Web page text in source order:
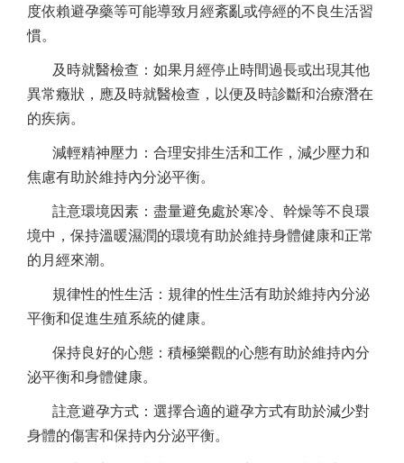
度依賴避孕藥等可能導致月經紊亂或停經的不良生活習
慣。
及時就醫檢查：如果月經停止時間過長或出現其他
異常癥狀，應及時就醫檢查，以便及時診斷和治療潛在
的疾病。
減輕精神壓力：合理安排生活和工作，減少壓力和
焦慮有助於維持內分泌平衡。
註意環境因素：盡量避免處於寒冷、幹燥等不良環
境中，保持溫暖濕潤的環境有助於維持身體健康和正常
的月經來潮。
規律性的性生活：規律的性生活有助於維持內分泌
平衡和促進生殖系統的健康。
保持良好的心態：積極樂觀的心態有助於維持內分
泌平衡和身體健康。
註意避孕方式：選擇合適的避孕方式有助於減少對
身體的傷害和保持內分泌平衡。